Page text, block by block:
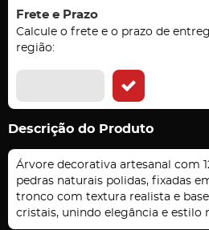
Frete e Prazo
Calcule o frete e o prazo de
região:
Descrição do Produto
Árvore decorativa artesanal com
pedras naturais polidas, fixadas
tronco com textura realista e
cristais, unindo elegância e estilo